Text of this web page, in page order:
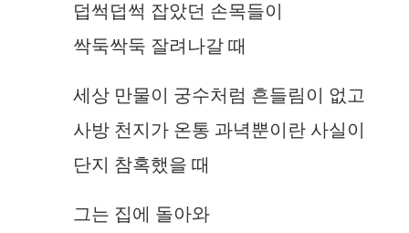
덥썩덥썩 잡았던 손목들이
싹둑싹둑 잘려나갈 때
세상 만물이 궁수처럼 흔들림이 없고
사방 천지가 온통 과녁뿐이란 사실이
단지 참혹했을 때
그는 집에 돌아와